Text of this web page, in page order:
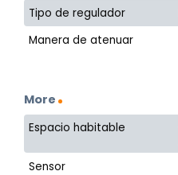
Tipo de regulador
Manera de atenuar
More
Espacio habitable
Sensor